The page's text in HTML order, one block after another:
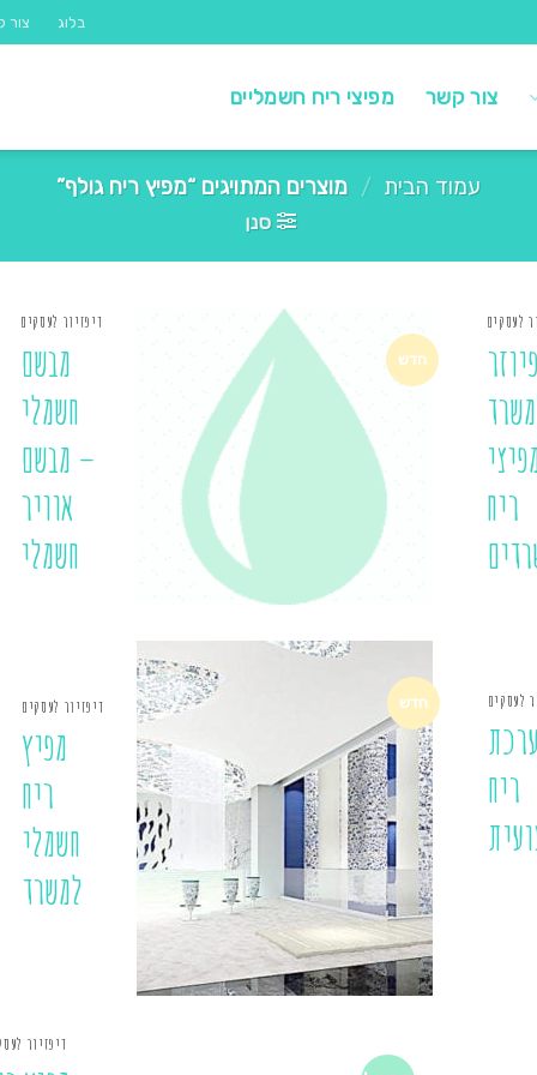
בלוג צור
צור קשר מפיצי ריח חשמליים
עמוד הבית / מוצרים המתויגים “מפיץ ריח גולף”
סנן
לעסקים
ריח
חדש
דיפזיור לעסקים
מבשם
חשמלי
– מבשם
אוויר
חשמלי
לעסקים
ריח
חדש דיפזיור לעסקים
מפיץ
ריח
חשמלי
למשרד
דיפזיור